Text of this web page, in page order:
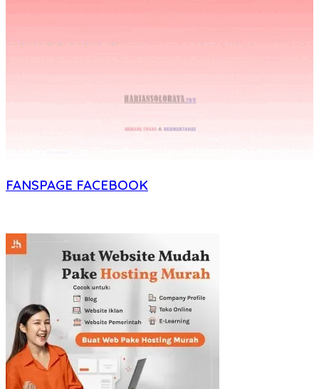
FANSPAGE FACEBOOK